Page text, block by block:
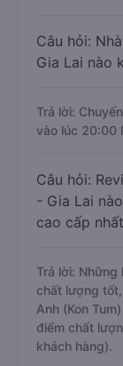
Câu hỏi:
Gia Lai nào
Trả lời:
vào lúc 20:00
Câu hỏi:
- Gia Lai
cao cấp
Trả lời: Những
chất lượng
Anh (Kon
điểm chất
khách hàng).